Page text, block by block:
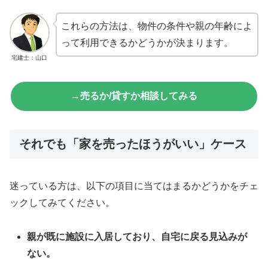
宅建士：山口
これらの方法は、物件の条件や親の年齢によ
って利用できるかどうかが決まります。
→売るか/貸すか相談してみる
それでも「家を売ったほうがいい」ケース
迷っている方は、以下の項目に当てはまるかどうかをチェ
ックしてみてください。
親が既に施設に入居しており、自宅に戻る見込みが
ない。